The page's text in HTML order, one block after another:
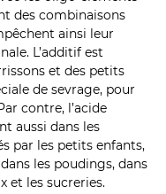
des combinaisons
ainsi leur
L’additif est
et des petits
de sevrage, pour
contre, l’acide
aussi dans les
par les petits enfants,
les poudings, dans
et les sucreries.